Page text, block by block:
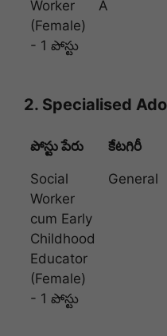
Worker
(Female)
- 1 పోస్టు
A
2. Specialised
పోస్టు పేరు కేటగిరీ
Social
Worker
cum Early
Childhood
Educator
(Female)
- 1 పోస్టు
General